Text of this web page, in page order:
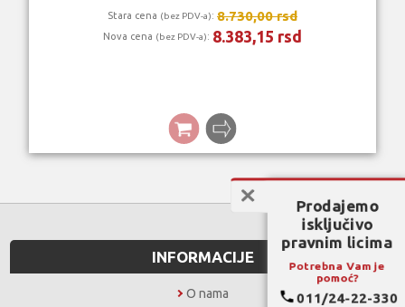
Stara cena (bez PDV-a): 8.730,00 rsd
Nova cena (bez PDV-a): 8.383,15 rsd
INFORMACIJE
O nama
Prodajemo
isključivo
pravnim licima
Potrebna Vam je
pomoć?
011/24-22-330